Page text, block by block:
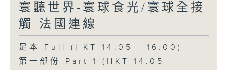
寰聽世界-寰球食光/寰球全接
觸-法國連線
足本 Full (HKT 14:05 - 16:00)
第一部份 Part 1 (HKT 14:05 -